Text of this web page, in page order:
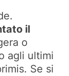
il
o
agli ultimi
Se si